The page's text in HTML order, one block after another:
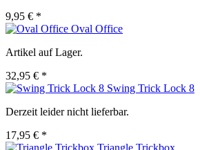
9,95 € *
Oval Office
Artikel auf Lager.
32,95 € *
Swing Trick Lock 8
Derzeit leider nicht lieferbar.
17,95 € *